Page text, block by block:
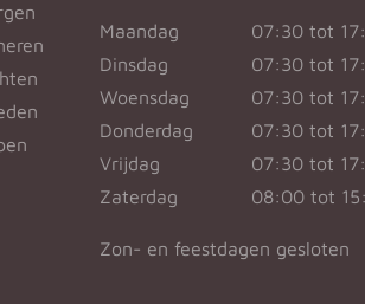
Maandag
07:30 tot
Dinsdag
07:30 tot
Woensdag
07:30 tot
Donderdag
07:30 tot
Vrijdag
07:30 tot
Zaterdag
08:00 tot
Zon- en feestdagen gesloten